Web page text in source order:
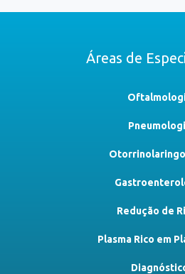
Áreas de
Redução de
Plasma Rico em